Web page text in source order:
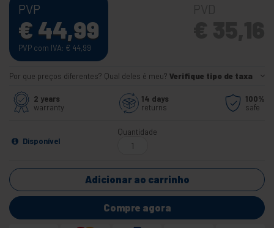
PVP
€ 44,99
PVP com IVA: € 44,99
Por que preços diferentes? Qual deles é meu? Verifique tipo de taxa
2 years
warranty
14 days
returns
100%
safe
Disponível
Quantidade
Adicionar ao carrinho
Compre agora